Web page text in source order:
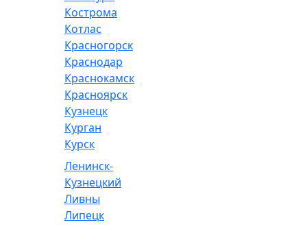
Кострома
Котлас
Красногорск
Краснодар
Краснокамск
Красноярск
Кузнецк
Курган
Курск
Ленинск-
Кузнецкий
Ливны
Липецк